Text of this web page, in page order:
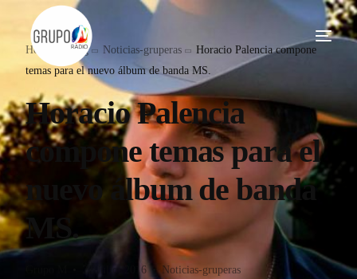
Home Blog Noticias-gruperas
Horacio Palencia compone
temas para el nuevo álbum de banda MS.
Horacio Palencia
compone temas para el
nuevo álbum de banda
MS.
22 Julio, 2016 Noticias-gruperas